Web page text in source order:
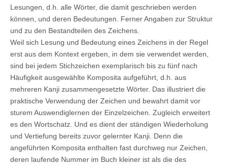
Lesungen, d.h. alle Wörter, die damit geschrieben werden
können, und deren Bedeutungen. Ferner Angaben zur Struktur
und zu den Bestandteilen des Zeichens.
Weil sich Lesung und Bedeutung eines Zeichens in der Regel
erst aus dem Kontext ergeben, in dem sie verwendet werden,
sind bei jedem Stichzeichen exemplarisch bis zu fünf nach
Häufigkeit ausgewählte Komposita aufgeführt, d.h. aus
mehreren Kanji zusammengesetzte Wörter. Das illustriert die
praktische Verwendung der Zeichen und bewahrt damit vor
sturem Auswendiglernen der Einzelzeichen. Zugleich erweitert
es den Wortschatz. Und es dient der ständigen Wiederholung
und Vertiefung bereits zuvor gelernter Kanji. Denn die
angeführten Komposita enthalten fast durchweg nur Zeichen,
deren laufende Nummer im Buch kleiner ist als die des